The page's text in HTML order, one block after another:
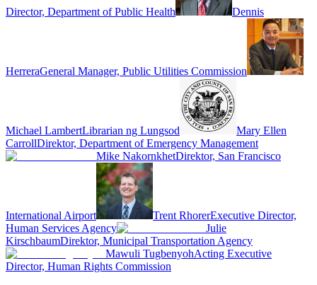
Director, Department of Public Health Dennis
HerreraGeneral Manager, Public Utilities Commission
Michael LambertLibrarian ng Lungsod
Mary Ellen
CarrollDirektor, Department of Emergency Management
Mike NakornkhetDirektor, San Francisco
International Airport Trent RhorerExecutive Director,
Human Services Agency
Julie
KirschbaumDirektor, Municipal Transportation Agency
Mawuli TugbenyohActing Executive
Director, Human Rights Commission